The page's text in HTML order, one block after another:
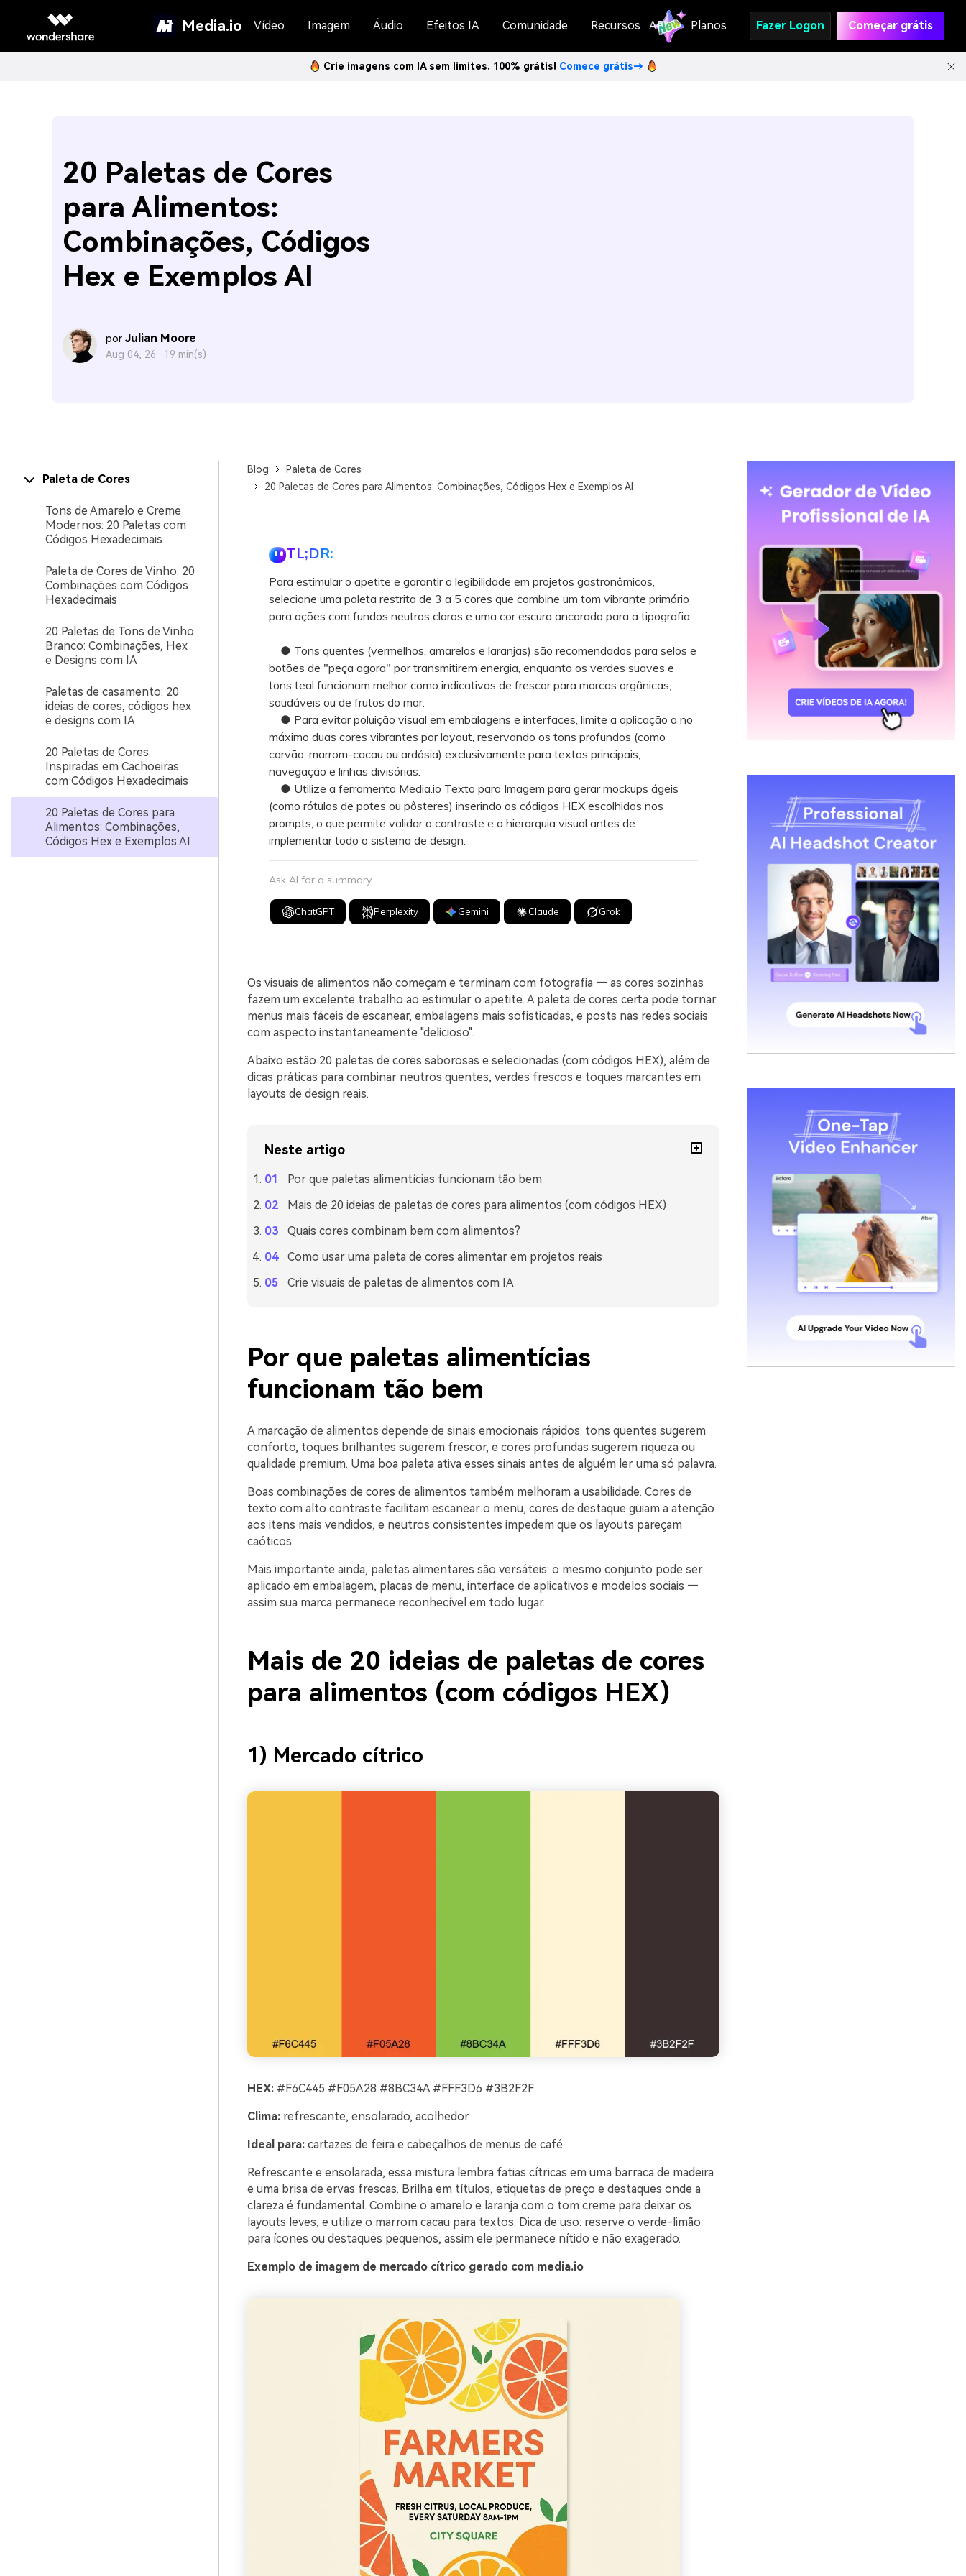
Media.io Vídeo Imagem Áudio Efeitos IA Comunidade Recursos API Planos Fazer Logon Começar grátis
Crie imagens com IA sem limites. 100% grátis! Comece grátis→
20 Paletas de Cores
para Alimentos:
Combinações, Códigos
Hex e Exemplos AI
por Julian Moore
Aug 04, 26 · 19 min(s)
Paleta de Cores
Tons de Amarelo e Creme
Modernos: 20 Paletas com
Códigos Hexadecimais
Paleta de Cores de Vinho: 20
Combinações com Códigos
Hexadecimais
20 Paletas de Tons de Vinho
Branco: Combinações, Hex
e Designs com IA
Paletas de casamento: 20
ideias de cores, códigos hex
e designs com IA
20 Paletas de Cores
Inspiradas em Cachoeiras
com Códigos Hexadecimais
20 Paletas de Cores para
Alimentos: Combinações,
Códigos Hex e Exemplos AI
Blog
Paleta de Cores
20 Paletas de Cores para Alimentos: Combinações, Códigos Hex e Exemplos AI
TL;DR:
Para estimular o apetite e garantir a legibilidade em projetos gastronômicos,
selecione uma paleta restrita de 3 a 5 cores que combine um tom vibrante primário
para ações com fundos neutros claros e uma cor escura ancorada para a tipografia.
● Tons quentes (vermelhos, amarelos e laranjas) são recomendados para selos e
botões de "peça agora" por transmitirem energia, enquanto os verdes suaves e
tons teal funcionam melhor como indicativos de frescor para marcas orgânicas,
saudáveis ou de frutos do mar.
● Para evitar poluição visual em embalagens e interfaces, limite a aplicação a no
máximo duas cores vibrantes por layout, reservando os tons profundos (como
carvão, marrom-cacau ou ardósia) exclusivamente para textos principais,
navegação e linhas divisórias.
● Utilize a ferramenta Media.io Texto para Imagem para gerar mockups ágeis
(como rótulos de potes ou pôsteres) inserindo os códigos HEX escolhidos nos
prompts, o que permite validar o contraste e a hierarquia visual antes de
implementar todo o sistema de design.
Ask AI for a summary
ChatGPT Perplexity Gemini Claude Grok
Os visuais de alimentos não começam e terminam com fotografia — as cores sozinhas
fazem um excelente trabalho ao estimular o apetite. A paleta de cores certa pode tornar
menus mais fáceis de escanear, embalagens mais sofisticadas, e posts nas redes sociais
com aspecto instantaneamente "delicioso".
Abaixo estão 20 paletas de cores saborosas e selecionadas (com códigos HEX), além de
dicas práticas para combinar neutros quentes, verdes frescos e toques marcantes em
layouts de design reais.
Neste artigo
Por que paletas alimentícias funcionam tão bem
Mais de 20 ideias de paletas de cores para alimentos (com códigos HEX)
Quais cores combinam bem com alimentos?
Como usar uma paleta de cores alimentar em projetos reais
Crie visuais de paletas de alimentos com IA
Por que paletas alimentícias
funcionam tão bem
A marcação de alimentos depende de sinais emocionais rápidos: tons quentes sugerem
conforto, toques brilhantes sugerem frescor, e cores profundas sugerem riqueza ou
qualidade premium. Uma boa paleta ativa esses sinais antes de alguém ler uma só palavra.
Boas combinações de cores de alimentos também melhoram a usabilidade. Cores de
texto com alto contraste facilitam escanear o menu, cores de destaque guiam a atenção
aos itens mais vendidos, e neutros consistentes impedem que os layouts pareçam
caóticos.
Mais importante ainda, paletas alimentares são versáteis: o mesmo conjunto pode ser
aplicado em embalagem, placas de menu, interface de aplicativos e modelos sociais —
assim sua marca permanece reconhecível em todo lugar.
Mais de 20 ideias de paletas de cores
para alimentos (com códigos HEX)
1) Mercado cítrico
HEX:#F6C445 #F05A28 #8BC34A #FFF3D6 #3B2F2F
Clima:refrescante, ensolarado, acolhedor
Ideal para:cartazes de feira e cabeçalhos de menus de café
Refrescante e ensolarada, essa mistura lembra fatias cítricas em uma barraca de madeira
e uma brisa de ervas frescas. Brilha em títulos, etiquetas de preço e destaques onde a
clareza é fundamental. Combine o amarelo e laranja com o tom creme para deixar os
layouts leves, e utilize o marrom cacau para textos. Dica de uso: reserve o verde-limão
para ícones ou destaques pequenos, assim ele permanece nítido e não exagerado.
Exemplo de imagem de mercado cítrico gerado com media.io